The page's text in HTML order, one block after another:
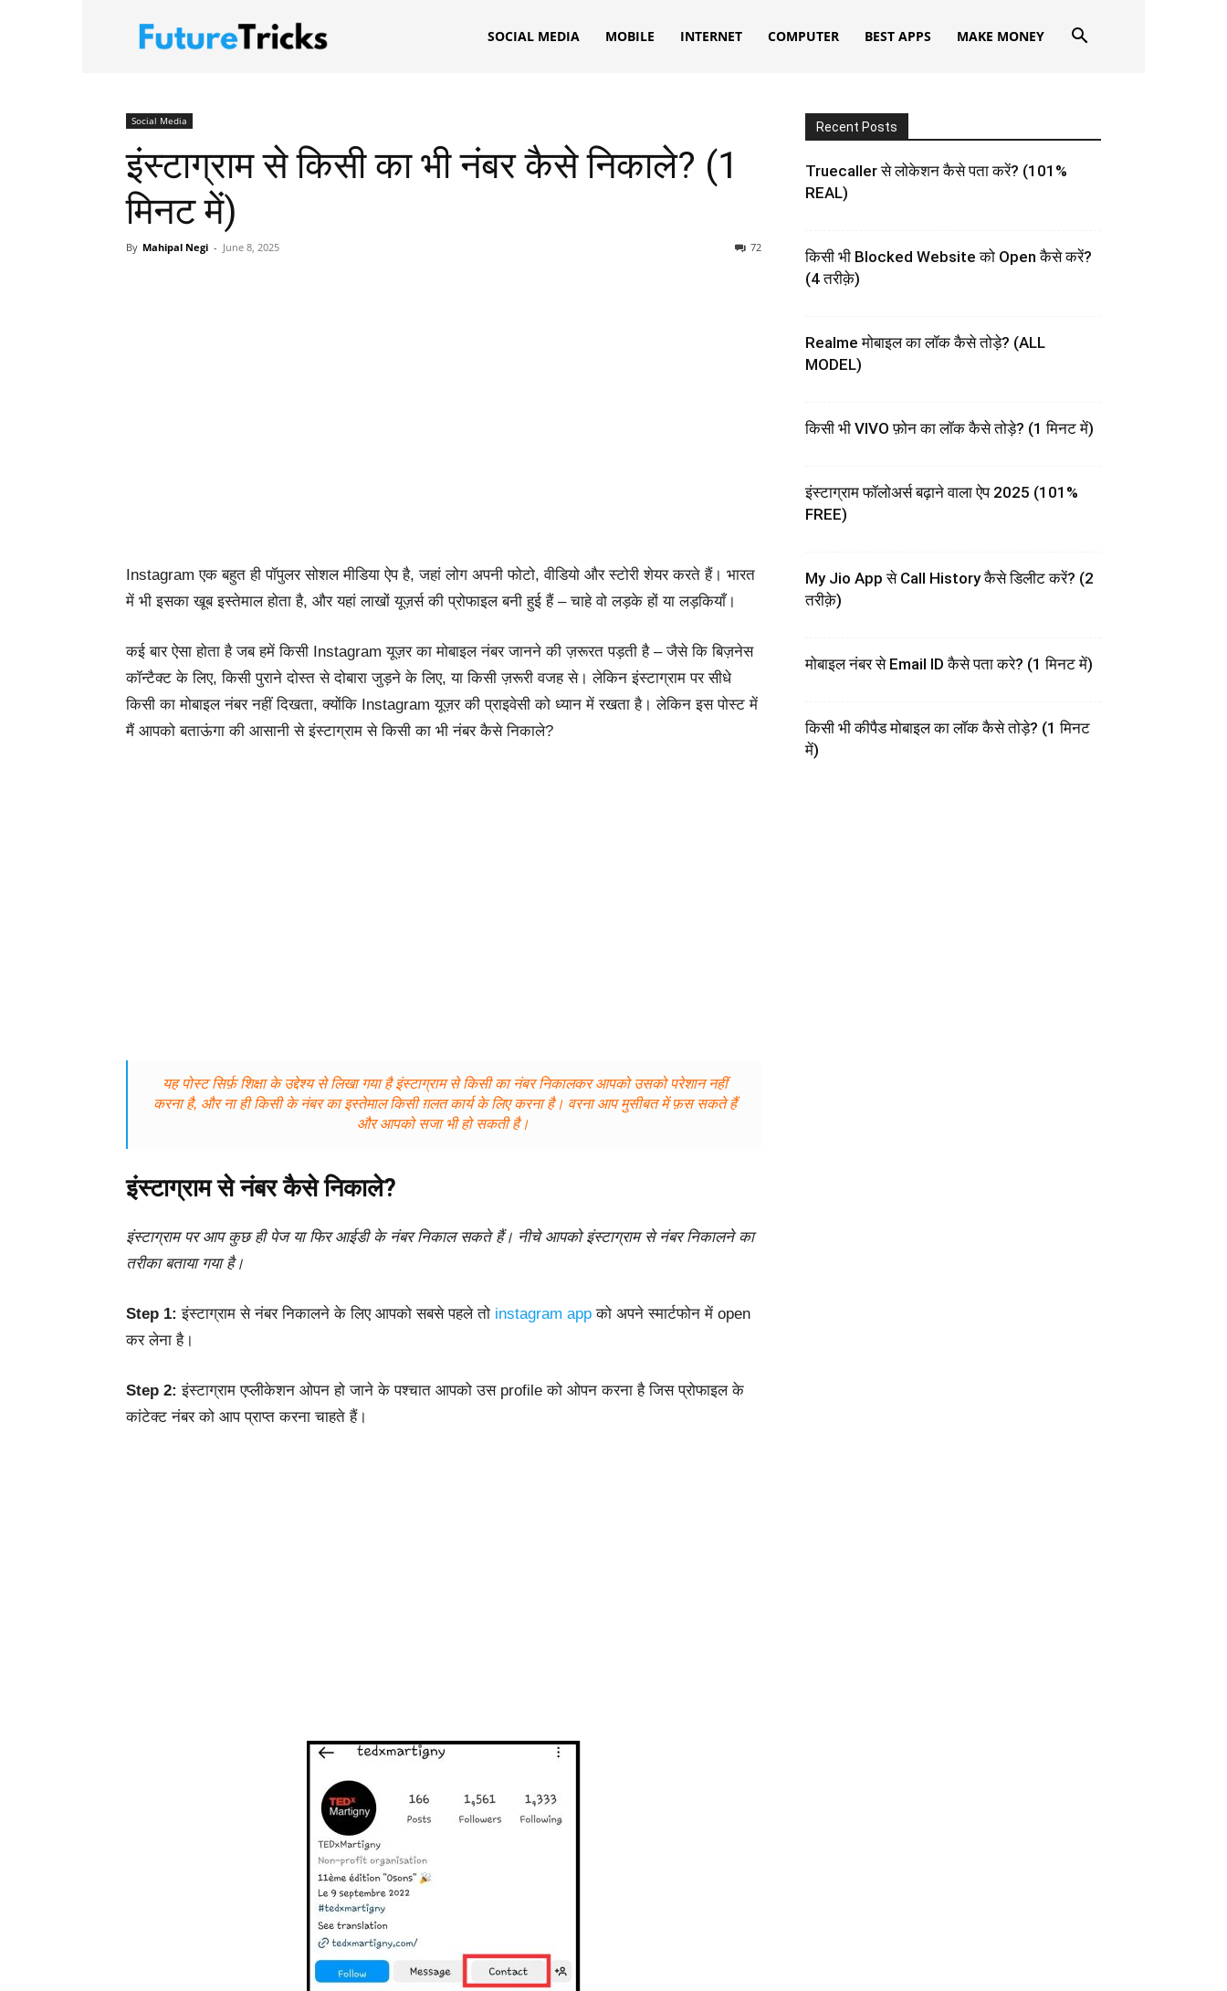
SOCIAL MEDIA MOBILE INTERNET COMPUTER BEST APPS MAKE MONEY
Social Media
इंस्टाग्राम से किसी का भी नंबर कैसे निकाले? (1
मिनट में)
By Mahipal Negi - June 8, 2025 72
Instagram एक बहुत ही पॉपुलर सोशल मीडिया ऐप है, जहां लोग अपनी फोटो, वीडियो और स्टोरी शेयर करते हैं। भारत
में भी इसका खूब इस्तेमाल होता है, और यहां लाखों यूज़र्स की प्रोफाइल बनी हुई हैं – चाहे वो लड़के हों या लड़कियाँ।
कई बार ऐसा होता है जब हमें किसी Instagram यूज़र का मोबाइल नंबर जानने की ज़रूरत पड़ती है – जैसे कि बिज़नेस
कॉन्टैक्ट के लिए, किसी पुराने दोस्त से दोबारा जुड़ने के लिए, या किसी ज़रूरी वजह से। लेकिन इंस्टाग्राम पर सीधे
किसी का मोबाइल नंबर नहीं दिखता, क्योंकि Instagram यूज़र की प्राइवेसी को ध्यान में रखता है। लेकिन इस पोस्ट में
मैं आपको बताऊंगा की आसानी से इंस्टाग्राम से किसी का भी नंबर कैसे निकाले?
यह पोस्ट सिर्फ़ शिक्षा के उद्देश्य से लिखा गया है इंस्टाग्राम से किसी का नंबर निकालकर आपको उसको परेशान नहीं
करना है, और ना ही किसी के नंबर का इस्तेमाल किसी ग़लत कार्य के लिए करना है। वरना आप मुसीबत में फ़स सकते हैं
और आपको सजा भी हो सकती है।
इंस्टाग्राम से नंबर कैसे निकाले?
इंस्टाग्राम पर आप कुछ ही पेज या फिर आईडी के नंबर निकाल सकते हैं। नीचे आपको इंस्टाग्राम से नंबर निकालने का
तरीका बताया गया है।
Step 1: इंस्टाग्राम से नंबर निकालने के लिए आपको सबसे पहले तो instagram app को अपने स्मार्टफोन में open
कर लेना है।
Step 2: इंस्टाग्राम एप्लीकेशन ओपन हो जाने के पश्चात आपको उस profile को ओपन करना है जिस प्रोफाइल के
कांटेक्ट नंबर को आप प्राप्त करना चाहते हैं।
Recent Posts
Truecaller से लोकेशन कैसे पता करें? (101%
REAL)
किसी भी Blocked Website को Open कैसे करें?
(4 तरीक़े)
Realme मोबाइल का लॉक कैसे तोड़े? (ALL
MODEL)
किसी भी VIVO फ़ोन का लॉक कैसे तोड़े? (1 मिनट में)
इंस्टाग्राम फॉलोअर्स बढ़ाने वाला ऐप 2025 (101%
FREE)
My Jio App से Call History कैसे डिलीट करें? (2
तरीक़े)
मोबाइल नंबर से Email ID कैसे पता करे? (1 मिनट में)
किसी भी कीपैड मोबाइल का लॉक कैसे तोड़े? (1 मिनट
में)